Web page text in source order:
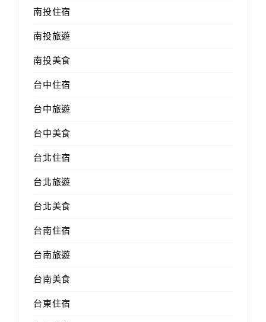
南投住宿
南投旅遊
南投美食
台中住宿
台中旅遊
台中美食
台北住宿
台北旅遊
台北美食
台南住宿
台南旅遊
台南美食
台東住宿